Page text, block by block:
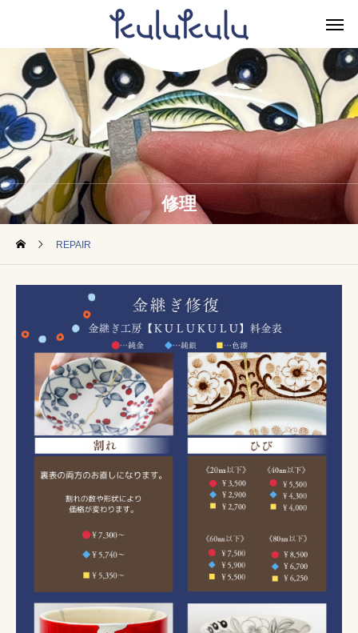
修理
REPAIR